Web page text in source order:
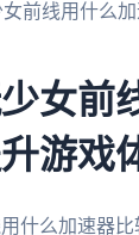
前线用什么
女前
游戏
什么加速器